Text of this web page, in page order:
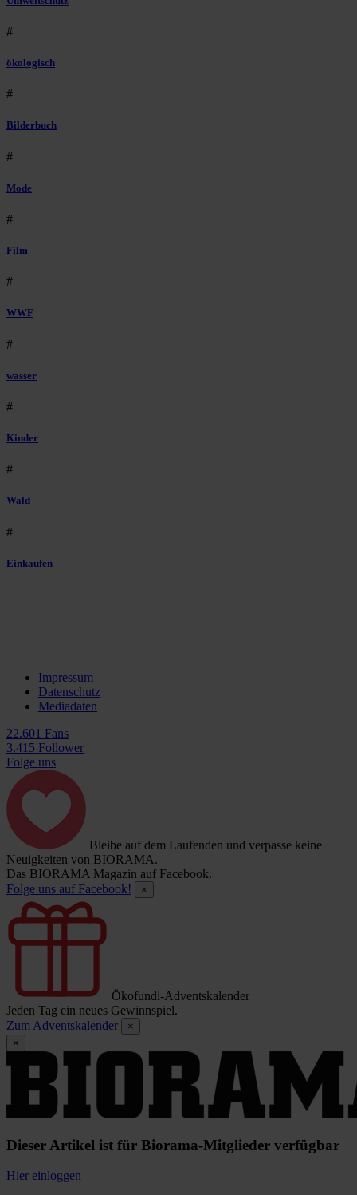
#
ökologisch
#
Bilderbuch
#
Mode
#
Film
#
WWF
#
wasser
#
Kinder
#
Wald
#
Einkaufen
Impressum
Datenschutz
Mediadaten
22.601 Fans
3.415 Follower
Folge uns
Bleibe auf dem Laufenden und verpasse keine
Neuigkeiten von BIORAMA.
Das BIORAMA Magazin auf Facebook.
Folge uns auf Facebook!
×
Ökofundi-Adventskalender
Jeden Tag ein neues Gewinnspiel.
Zum Adventskalender
×
×
Dieser Artikel ist für Biorama-Mitglieder verfügbar
Hier einloggen